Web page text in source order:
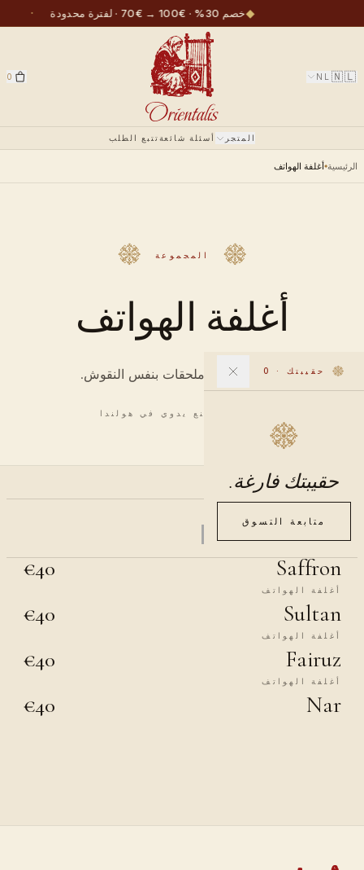
◆خصم 30% · €100 → €70 · لفترة محدودة ·
🇳🇱
NL
0
المتجر أسئلة شائعةتتبع الطلب
حقيبتك ·
0
حقيبتك فارغة.
متابعة التسوق
الرئيسية أغلفة الهواتف
المجموعة
أغلفة الهواتف
أغطية هواتف وملحقات بنفس النقوش.
تصفية حسب اللون
أغلفة الهواتف
Saffron
€40
أغلفة الهواتف
Sultan
€40
أغلفة الهواتف
Fairuz
€40
أغلفة الهواتف
Nar
€40